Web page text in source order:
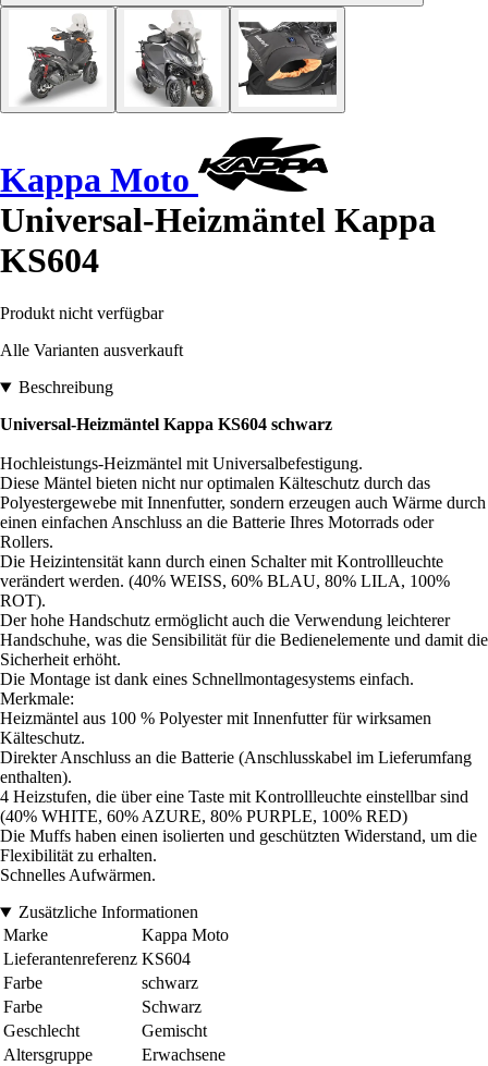
Kappa Moto
Universal-Heizmäntel Kappa
KS604
Produkt nicht verfügbar
Alle Varianten ausverkauft
Beschreibung
Universal-Heizmäntel Kappa KS604 schwarz
Hochleistungs-Heizmäntel mit Universalbefestigung.
Diese Mäntel bieten nicht nur optimalen Kälteschutz durch das
Polyestergewebe mit Innenfutter, sondern erzeugen auch Wärme durch
einen einfachen Anschluss an die Batterie Ihres Motorrads oder
Rollers.
Die Heizintensität kann durch einen Schalter mit Kontrollleuchte
verändert werden. (40% WEISS, 60% BLAU, 80% LILA, 100%
ROT).
Der hohe Handschutz ermöglicht auch die Verwendung leichterer
Handschuhe, was die Sensibilität für die Bedienelemente und damit die
Sicherheit erhöht.
Die Montage ist dank eines Schnellmontagesystems einfach.
Merkmale:
Heizmäntel aus 100 % Polyester mit Innenfutter für wirksamen
Kälteschutz.
Direkter Anschluss an die Batterie (Anschlusskabel im Lieferumfang
enthalten).
4 Heizstufen, die über eine Taste mit Kontrollleuchte einstellbar sind
(40% WHITE, 60% AZURE, 80% PURPLE, 100% RED)
Die Muffs haben einen isolierten und geschützten Widerstand, um die
Flexibilität zu erhalten.
Schnelles Aufwärmen.
Zusätzliche Informationen
Marke
Kappa Moto
Lieferantenreferenz KS604
Farbe
schwarz
Farbe
Schwarz
Geschlecht
Gemischt
Altersgruppe
Erwachsene